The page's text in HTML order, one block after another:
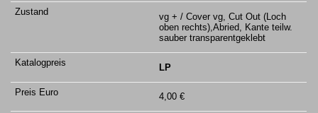
vg + / Cover vg, Cut Out (Loch
oben rechts),Abried, Kante teilw.
sauber transparentgeklebt
LP
4,00 €